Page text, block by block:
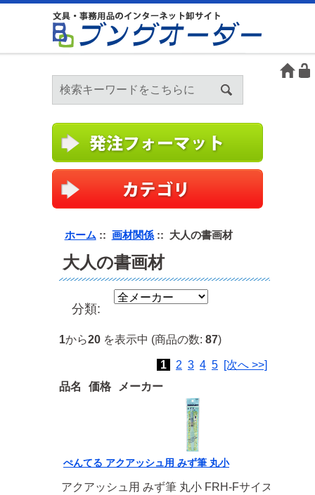
ホーム :: 画材関係:: 大人の書画材
大人の書画材
分類:
1から20 を表示中 (商品の数: 87)
1 2 3 4 5 [次へ >>]
品名
価格 メーカー
ぺんてる アクアッシュ用 みず筆 丸小
アクアッシュ用 みず筆 丸小 FRH-Fサイズ